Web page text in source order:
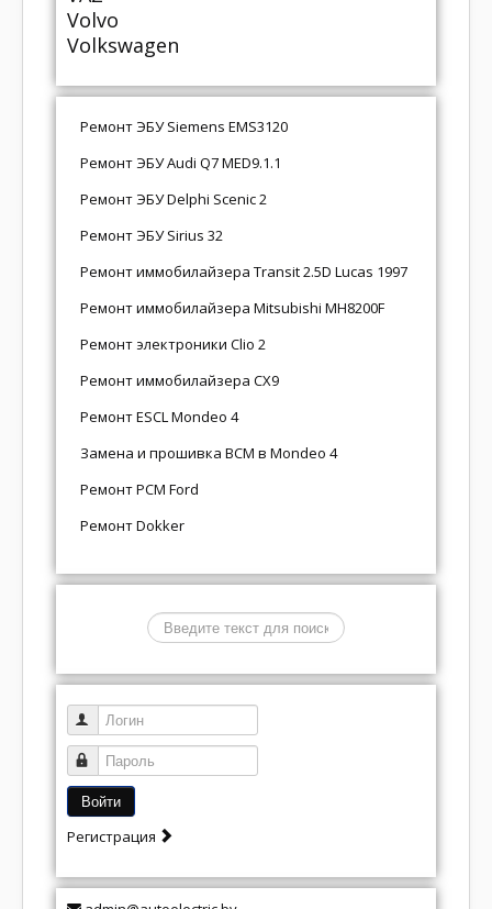
Volvo
Volkswagen
Ремонт ЭБУ Siemens EMS3120
Ремонт ЭБУ Audi Q7 MED9.1.1
Ремонт ЭБУ Delphi Scenic 2
Ремонт ЭБУ Sirius 32
Ремонт иммобилайзера Transit 2.5D Lucas 1997
Ремонт иммобилайзера Mitsubishi MH8200F
Ремонт электроники Clio 2
Ремонт иммобилайзера CX9
Ремонт ESCL Mondeo 4
Замена и прошивка BCM в Mondeo 4
Ремонт PCM Ford
Ремонт Dokker
Логин
Пароль
Войти
Регистрация